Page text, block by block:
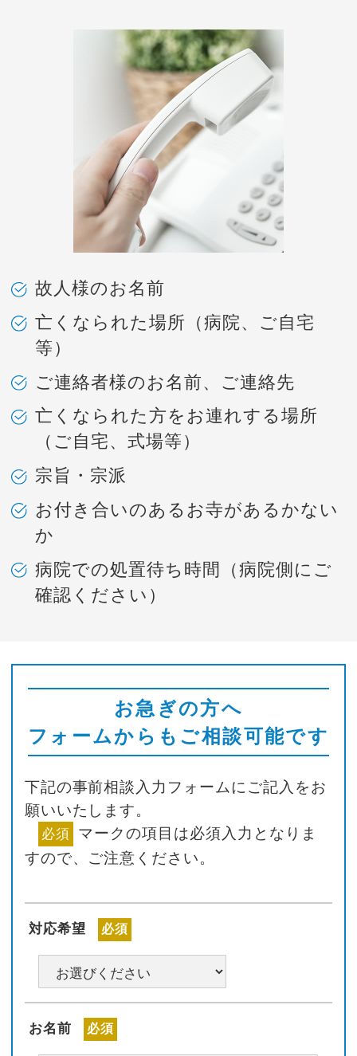
故人様のお名前
亡くなられた場所（病院、ご自宅
等）
ご連絡者様のお名前、ご連絡先
亡くなられた方をお連れする場所
（ご自宅、式場等）
宗旨・宗派
お付き合いのあるお寺があるかない
か
病院での処置待ち時間（病院側にご
確認ください）
お急ぎの方へ
フォームからもご相談可能です
下記の事前相談入力フォームにご記入をお
願いいたします。
必須 マークの項目は必須入力となりま
すので、ご注意ください。
対応希望 必須
お名前 必須